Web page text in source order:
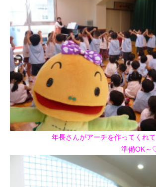
年長さんがアーチを作ってくれて
準備OK～